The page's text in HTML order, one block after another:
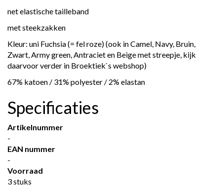
net elastische tailleband
met steekzakken
Kleur: uni Fuchsia (= fel roze) (ook in Camel, Navy, Bruin,
Zwart, Army green, Antraciet en Beige met streepje, kijk
daarvoor verder in Broektiek`s webshop)
67% katoen / 31% polyester / 2% elastan
Specificaties
Artikelnummer
-
EAN nummer
-
Voorraad
3 stuks